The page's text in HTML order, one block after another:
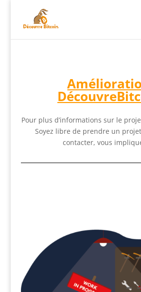
Pour plus d’informations sur le
Soyez libre de prendre un
contacter, vous